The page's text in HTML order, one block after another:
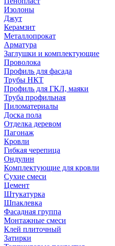
Изолоны
Джут
Керамзит
Металлопрокат
Арматура
Заглушки и комплектующие
Проволока
Профиль для фасада
Трубы НКТ
Профиль для ГКЛ, маяки
Труба профильная
Пиломатериалы
Доска пола
Отделка деревом
Пагонаж
Кровли
Гибкая черепица
Ондулин
Комплектующие для кровли
Сухие смеси
Цемент
Штукатурка
Шпаклевка
Фасадная группа
Монтажные смеси
Клей плиточный
Затирки